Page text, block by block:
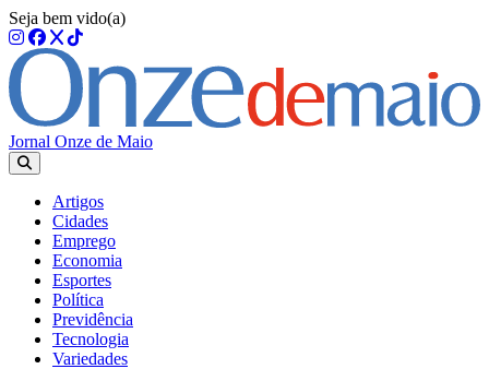
Seja bem vido(a)
Jornal Onze de Maio
Artigos
Cidades
Emprego
Economia
Esportes
Política
Previdência
Tecnologia
Variedades